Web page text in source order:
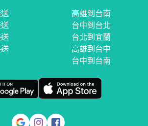
高雄到台南
台中到台北
台北到宜蘭
高雄到台中
台中到台南